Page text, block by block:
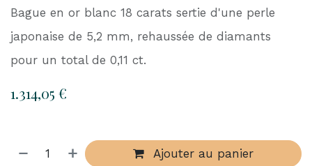
Bague en or blanc 18 carats sertie d'une perle
japonaise de 5,2 mm, rehaussée de diamants
pour un total de 0,11 ct.
1.314,05 €
Ajouter au panier